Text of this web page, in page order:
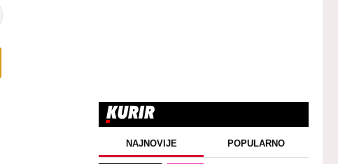
NAJNOVIJE POPULARNO